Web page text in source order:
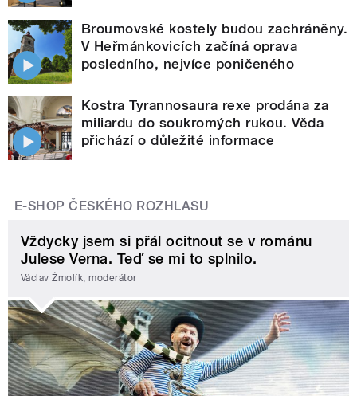
Broumovské kostely budou zachráněny.
V Heřmánkovicích začíná oprava
posledního, nejvíce poničeného
Kostra Tyrannosaura rexe prodána za
miliardu do soukromých rukou. Věda
přichází o důležité informace
E-SHOP ČESKÉHO ROZHLASU
Vždycky jsem si přál ocitnout se v románu
Julese Verna. Teď se mi to splnilo.
Václav Žmolík, moderátor